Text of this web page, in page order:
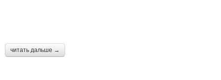
читать дальше →